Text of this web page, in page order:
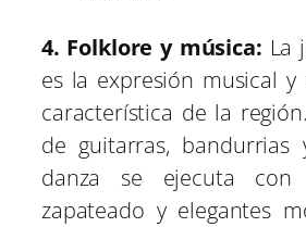
4. Folklore y música: La
es la expresión musical y
característica de la
de guitarras, bandurrias
danza se ejecuta con
zapateado y elegantes